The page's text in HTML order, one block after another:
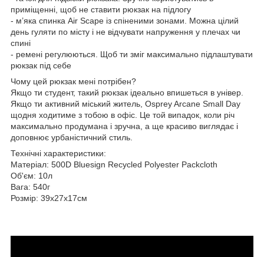
приміщенні, щоб не ставити рюкзак на підлогу
- м’яка спинка Air Scape із спіненими зонами. Можна цілий
день гуляти по місту і не відчувати напруження у плечах чи
спині
- ремені регулюються. Щоб ти зміг максимально підлаштувати
рюкзак під себе
Чому цей рюкзак мені потрібен?
Якщо ти студент, такий рюкзак ідеально впишеться в універ.
Якщо ти активний міський житель, Osprey Arcane Small Day
щодня ходитиме з тобою в офіс. Це той випадок, коли річ
максимально продумана і зручна, а ще красиво виглядає і
доповнює урбаністичний стиль.
Технічні характеристики:
Матеріал: 500D Bluesign Recycled Polyester Packcloth
Об'єм: 10л
Вага: 540г
Розмір: 39х27х17см